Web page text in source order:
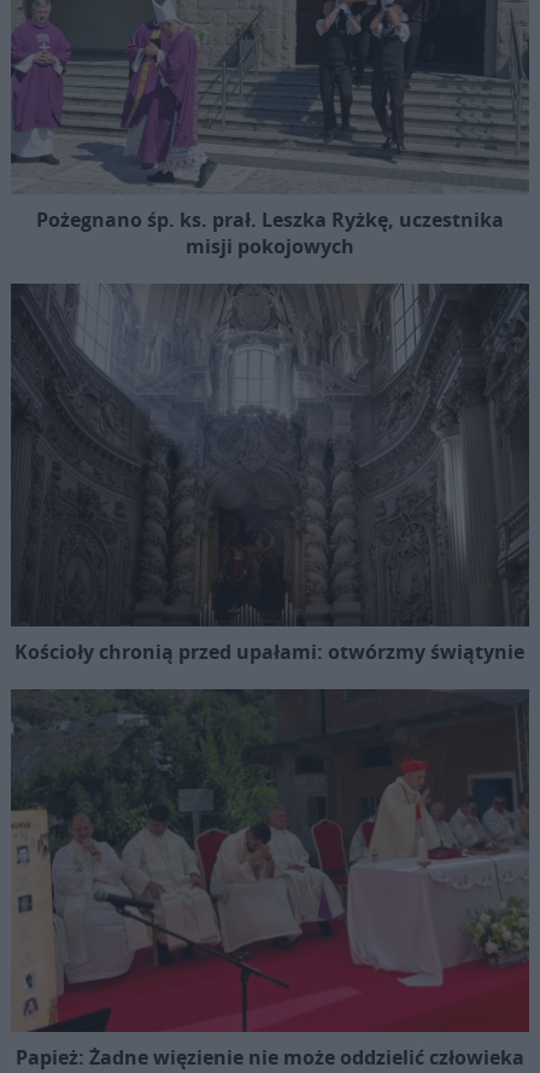
Pożegnano śp. ks. prał. Leszka Ryżkę, uczestnika
misji pokojowych
Kościoły chronią przed upałami: otwórzmy świątynie
Papież: Żadne więzienie nie może oddzielić człowieka